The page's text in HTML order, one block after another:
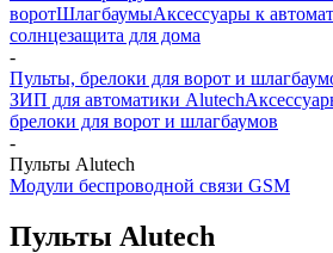
воротШлагбаумыАксессуары к
солнцезащита для дома
-
Пульты, брелоки для ворот и
ЗИП для автоматики Alutech
брелоки для ворот и шлагбаумов
-
Пульты Alutech
Модули беспроводной связи GSM
Пульты Alutech